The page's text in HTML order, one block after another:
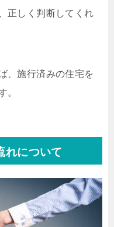
正しく判断してくれ
、施行済みの住宅を
。
れについて